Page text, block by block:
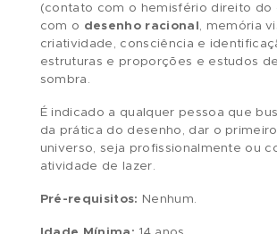
desenvolvido para pessoas
contato direto com o desenho,
que já sabem desenhar mas
Nele, você vai treinar e
aluno seguir carreira ou
desenhar para entretenimento,
prepara-lo para ser mais
do desenho,mesclando o